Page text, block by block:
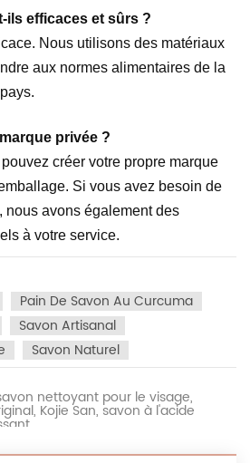
ils efficaces et sûrs ?
Nous utilisons des matériaux
aux normes alimentaires de la
privée ?
créer votre propre marque
Si vous avez besoin de
nous avons également des
à votre service.
Pain De Savon Au Curcuma
Savon Artisanal
Savon Naturel
nettoyant pour le visage,
Kojie San, savon à l'acide